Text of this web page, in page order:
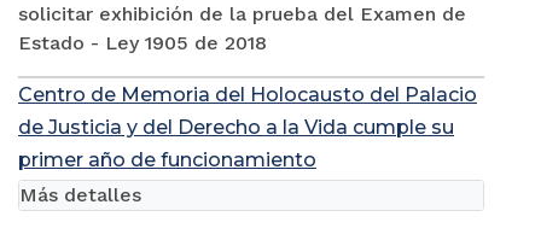
solicitar exhibición de la prueba del Examen de
Estado - Ley 1905 de 2018
Centro de Memoria del Holocausto del Palacio
de Justicia y del Derecho a la Vida cumple su
primer año de funcionamiento
Más detalles